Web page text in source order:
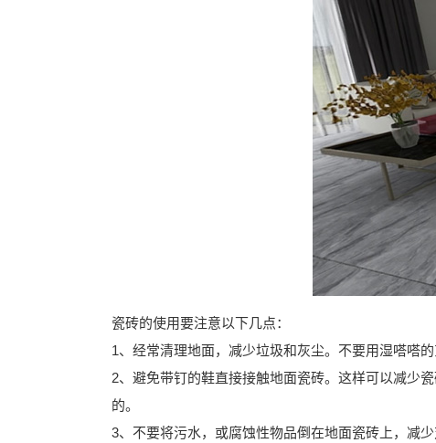
瓷砖的使用要注意以下几点：
1、经常清理地面，减少垃圾和灰尘。不要用湿嗒嗒
2、避免带钉的鞋直接接触地面瓷砖。这样可以减少
的。
3、不要将污水，或腐蚀性物品倒在地面瓷砖上，减